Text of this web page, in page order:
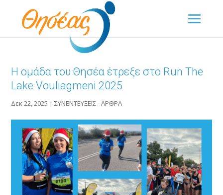
Η ομάδα του Θησέα έτρεξε στο Run The
Lake Vouliagmeni 2025
Δεκ 22, 2025 |ΣΥΝΕΝΤΕΥΞΕΙΣ - ΑΡΘΡΑ